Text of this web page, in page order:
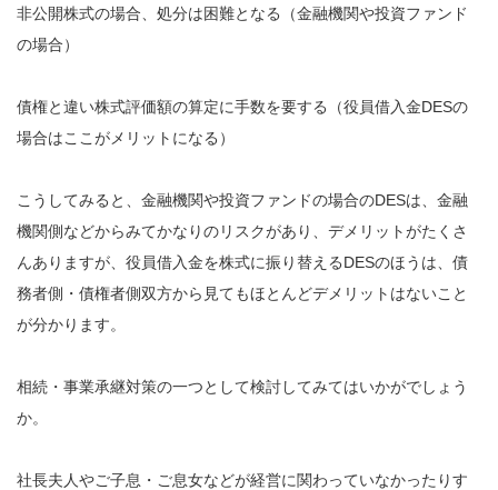
非公開株式の場合、処分は困難となる（金融機関や投資ファンド
の場合）
債権と違い株式評価額の算定に手数を要する（役員借入金DESの
場合はここがメリットになる）
こうしてみると、金融機関や投資ファンドの場合のDESは、金融
機関側などからみてかなりのリスクがあり、デメリットがたくさ
んありますが、役員借入金を株式に振り替えるDESのほうは、債
務者側・債権者側双方から見てもほとんどデメリットはないこと
が分かります。
相続・事業承継対策の一つとして検討してみてはいかがでしょう
か。
社長夫人やご子息・ご息女などが経営に関わっていなかったりす